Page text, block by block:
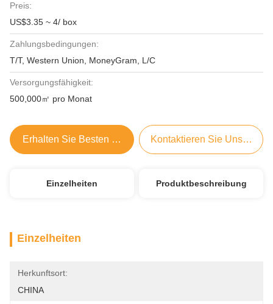
Preis:
US$3.35 ~ 4/ box
Zahlungsbedingungen:
T/T, Western Union, MoneyGram, L/C
Versorgungsfähigkeit:
500,000㎡ pro Monat
Erhalten Sie Besten Preis Kontaktieren Sie Uns Jetzt
Einzelheiten Produktbeschreibung
Einzelheiten
Herkunftsort:
CHINA